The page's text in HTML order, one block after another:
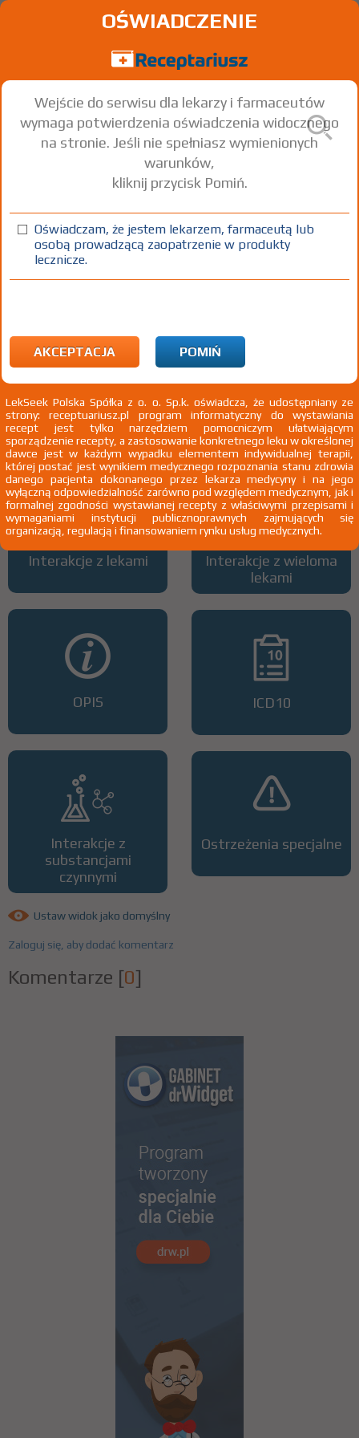
Corneregel ®
Dexpanthenol
żel do oczu 50 mg/g 1 tuba 5 g Na spojówkę oka
100%
Wszystkie dawki leku
Interakcje z lekami
OPIS
Interakcje z
substancjami
czynnymi
ATC
Interakcje z wieloma
lekami
ICD10
Ostrzeżenia specjalne
Ustaw widok jako domyślny
Zaloguj się, aby dodać komentarz
Komentarze [0]
OŚWIADCZENIE
Wejście do serwisu dla lekarzy i farmaceutów
wymaga potwierdzenia oświadczenia widocznego
na stronie. Jeśli nie spełniasz wymienionych
warunków,
kliknij przycisk Pomiń.
Oświadczam, że jestem lekarzem, farmaceutą lub
osobą prowadzącą zaopatrzenie w produkty
lecznicze.
AKCEPTACJA POMIŃ
LekSeek Polska Spółka z o. o. Sp.k. oświadcza, że udostępniany ze
strony: receptuariusz.pl program informatyczny do wystawiania
recept jest tylko narzędziem pomocniczym ułatwiającym
sporządzenie recepty, a zastosowanie konkretnego leku w określonej
dawce jest w każdym wypadku elementem indywidualnej terapii,
której postać jest wynikiem medycznego rozpoznania stanu zdrowia
danego pacjenta dokonanego przez lekarza medycyny i na jego
wyłączną odpowiedzialność zarówno pod względem medycznym, jak i
formalnej zgodności wystawianej recepty z właściwymi przepisami i
wymaganiami instytucji publicznoprawnych zajmujących się
organizacją, regulacją i finansowaniem rynku usług medycznych.